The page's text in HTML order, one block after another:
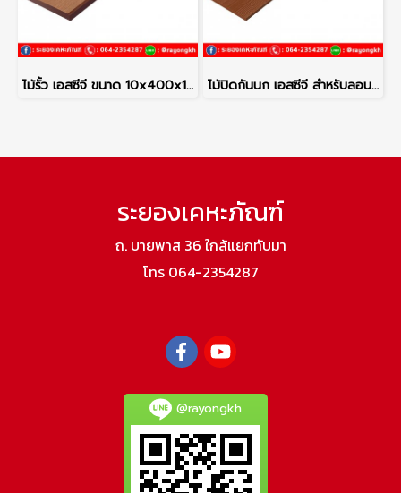
ไม้รั้ว เอสซีจี ขนาด 10x400x1.2 ซม. สีรองพื้น ไม้ปิดกันนก เอสซีจี สำหรับลอนคู่ ขนาด 15x300x0.8 ซม. สีรองพื้น
ระยองเคหะภัณฑ์
ถ. บายพาส 36 ใกล้แยกทับมา
โทร 064-2354287
@rayongkh